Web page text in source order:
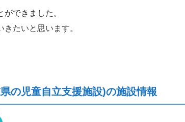
できました。
たいと思います。
の児童自立支援施設)の施設情報